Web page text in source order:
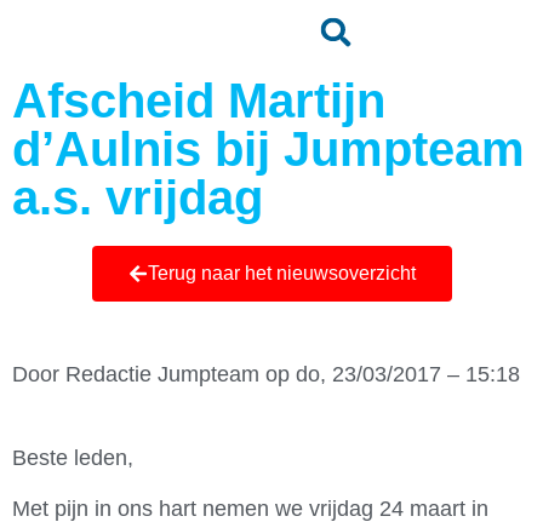
Afscheid Martijn
d’Aulnis bij Jumpteam
a.s. vrijdag
Terug naar het nieuwsoverzicht
Door Redactie Jumpteam op do, 23/03/2017 – 15:18
Beste leden,
Met pijn in ons hart nemen we vrijdag 24 maart in